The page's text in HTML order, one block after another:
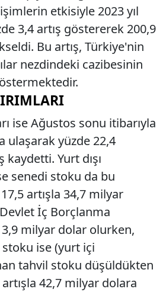
etkisiyle 2023 yıl
3,4 artış göstererek 200,9
Bu artış, Türkiye'nin
nezdindeki cazibesinin
ise Ağustos sonu itibarıyla
ulaşarak yüzde 22,4
kaydetti. Yurt dışı
senedi stoku da bu
artışla 34,7 milyar
İç Borçlanma
milyar dolar olurken,
stoku ise (yurt içi
tahvil stoku düşüldükten
42,7 milyar dolara